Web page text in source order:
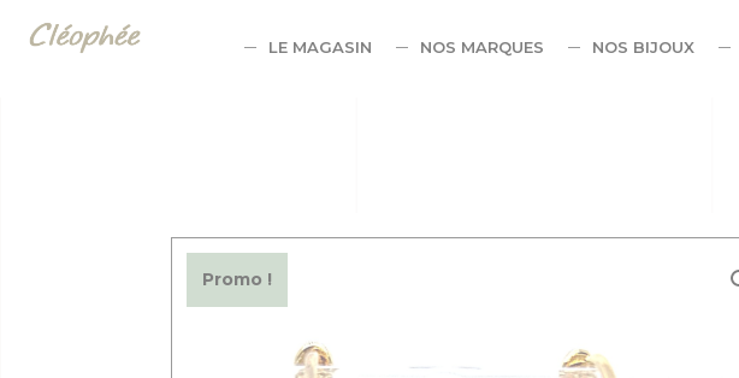
LE MAGASIN NOS MARQUES NOS BIJOUX
Promo !